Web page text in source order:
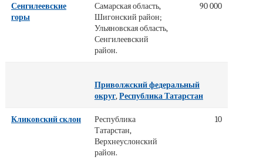
Сенгилеевские
горы
Самарская область,
Шигонский район;
Ульяновская область,
Сенгилеевский
район.
90 000
Приволжский федеральный
округ,Республика Татарстан
Кликовский склон
Республика
Татарстан,
Верхнеуслонский
район.
10